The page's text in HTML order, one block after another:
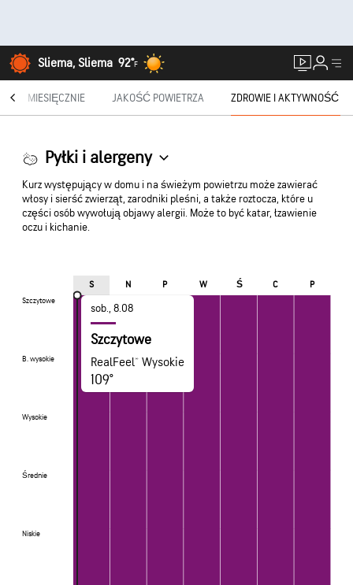
Sliema, Sliema 92°F
MIESIĘCZNIE JAKOŚĆ POWIETRZA ZDROWIE I AKTYWNOŚĆ
Pyłki i alergeny
Kurz występujący w domu i na świeżym powietrzu może zawierać
włosy i sierść zwierząt, zarodniki pleśni, a także roztocza, które u
części osób wywołują objawy alergii. Może to być katar, łzawienie
oczu i kichanie.
Szczytowe
B. wysokie
Wysokie
Średnie
Niskie
S N P W Ś C P
Szczytowe
B. wysokie
Wysokie
Średnie
Niskie
sob., 8.08
Szczytowe
RealFeel® Wysokie
109°